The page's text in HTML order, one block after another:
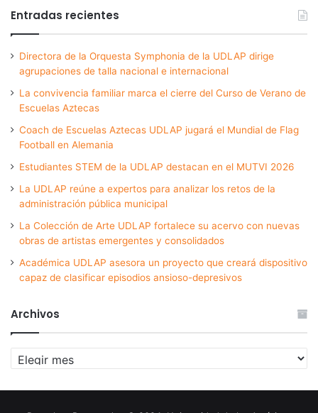
Entradas recientes
Directora de la Orquesta Symphonia de la UDLAP dirige
agrupaciones de talla nacional e internacional
La convivencia familiar marca el cierre del Curso de Verano de
Escuelas Aztecas
Coach de Escuelas Aztecas UDLAP jugará el Mundial de Flag
Football en Alemania
Estudiantes STEM de la UDLAP destacan en el MUTVI 2026
La UDLAP reúne a expertos para analizar los retos de la
administración pública municipal
La Colección de Arte UDLAP fortalece su acervo con nuevas
obras de artistas emergentes y consolidados
Académica UDLAP asesora un proyecto que creará dispositivo
capaz de clasificar episodios ansioso-depresivos
Archivos
Archivos